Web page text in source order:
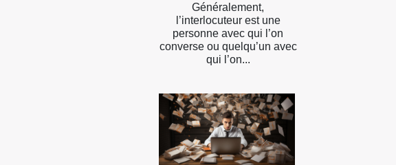
Généralement,
l’interlocuteur est une
personne avec qui l’on
converse ou quelqu’un avec
qui l’on...